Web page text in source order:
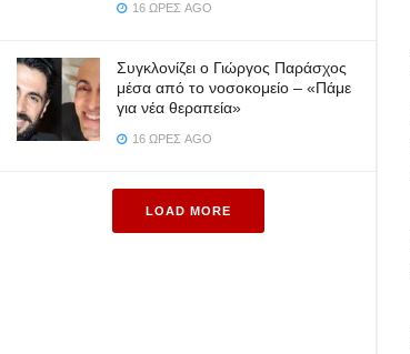
16 ΏΡΕΣ AGO
Συγκλονίζει ο Γιώργος Παράσχος
μέσα από το νοσοκομείο – «Πάμε
για νέα θεραπεία»
16 ΏΡΕΣ AGO
LOAD MORE